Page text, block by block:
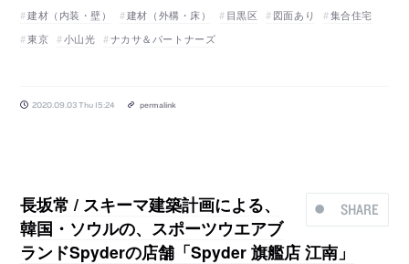
建材（内装・壁）
建材（外構・床） 目黒区 図面あり
集合住宅
東京
小山光 ナカサ＆パートナーズ
2020.09.03 Thu 15:24 permalink
SHARE
長坂常 / スキーマ建築計画による、
韓国・ソウルの、スポーツウエアブ
ランドSpyderの店舗「Spyder 旗艦店 江南」